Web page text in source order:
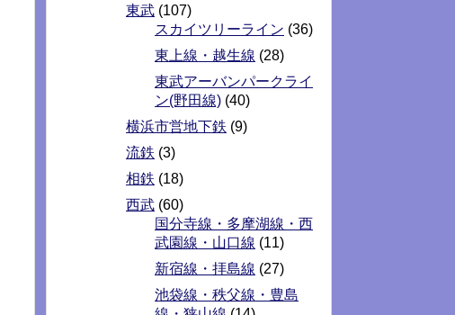
東武 (107)
スカイツリーライン (36)
東上線・越生線 (28)
東武アーバンパークライ
ン(野田線) (40)
横浜市営地下鉄 (9)
流鉄 (3)
相鉄 (18)
西武 (60)
国分寺線・多摩湖線・西
武園線・山口線 (11)
新宿線・拝島線 (27)
池袋線・秩父線・豊島